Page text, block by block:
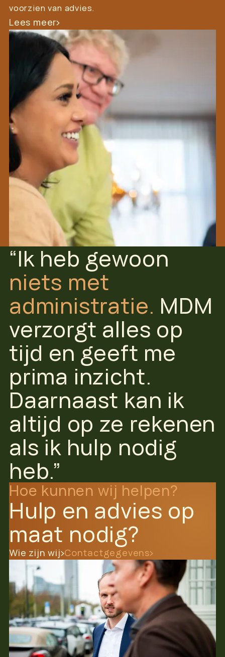
voorzien van advies.
Lees meer
“Ik heb gewoon
niets met
administratie. MDM
verzorgt alles op
tijd en geeft me
prima inzicht.
Daarnaast kan ik
altijd op ze rekenen
als ik hulp nodig
heb.”
Hoe kunnen wij helpen?
Hulp en advies op
maat nodig?
Wie zijn wij Contactgegevens